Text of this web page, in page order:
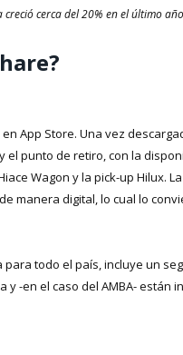
cerca del 20% en el último
App Store. Una vez
punto de retiro, con la
Wagon y la pick-up Hilux.
manera digital, lo cual lo
todo el país, incluye un
-en el caso del AMBA- están